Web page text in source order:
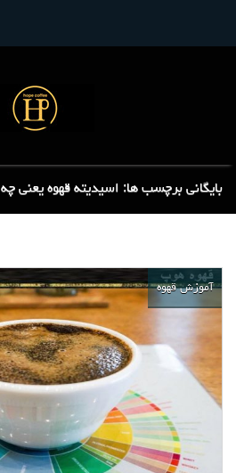
بایگانی برچسب ها: اسیدیته قهوه یعنی چه
آموزش قهوه